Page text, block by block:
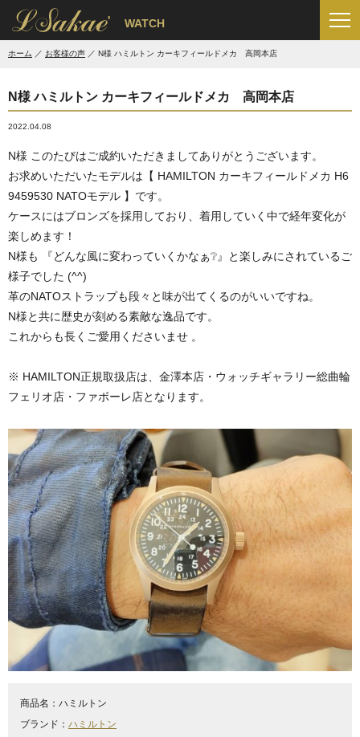
' WATCH
ホーム お客様の声 N様 ハミルトン カーキフィールドメカ 高岡本店
N様 ハミルトン カーキフィールドメカ 高岡本店
2022.04.08
N様 このたびはご成約いただきましてありがとうございます。
お求めいただいたモデルは【 HAMILTON カーキフィールドメカ H6
9459530 NATOモデル 】です。
ケースにはブロンズを採用しており、着用していく中で経年変化が
楽しめます！
N様も 『どんな風に変わっていくかなぁ❔』と楽しみにされているご
様子でした (^^)
革のNATOストラップも段々と味が出てくるのがいいですね。
N様と共に歴史が刻める素敵な逸品です。
これからも長くご愛用くださいませ 。
※ HAMILTON正規取扱店は、金澤本店・ウォッチギャラリー総曲輪
フェリオ店・ファボーレ店となります。
商品名： ハミルトン
ブランド： ハミルトン